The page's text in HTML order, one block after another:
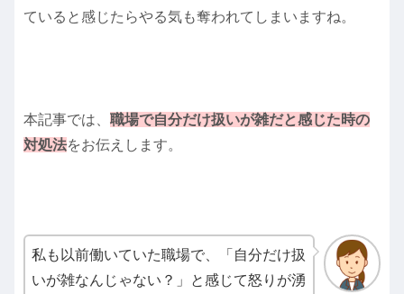
ていると感じたらやる気も奪われてしまいますね。
本記事では、 職場で自分だけ扱いが雑だと感じた時の
対処法をお伝えします。
私も以前働いていた職場で、「自分だけ扱
いが雑なんじゃない？」と感じて怒りが湧